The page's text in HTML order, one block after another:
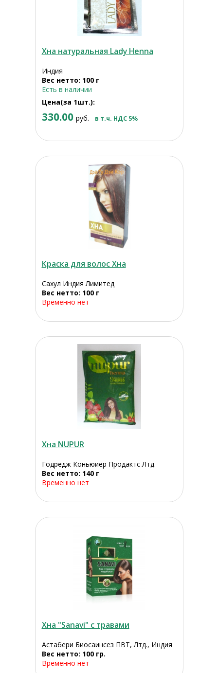
Хна натуральная Lady Henna
Индия
Вес нетто: 100 г
Есть в наличии
Цена(за 1шт.):
330.00 руб. в т.ч. НДС 5%
Краска для волос Хна
Сахул Индия Лимитед
Вес нетто: 100 г
Временно нет
Хна NUPUR
Годредж Коньюиер Продактс Лтд.
Вес нетто: 140 г
Временно нет
Хна "Sanavi" с травами
Астабери Биосаинсез ПВТ, Лтд., Индия
Вес нетто: 100 гр.
Временно нет